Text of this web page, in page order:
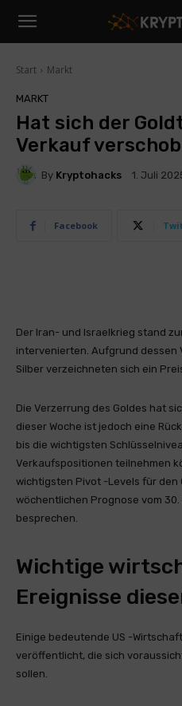
Start Markt
MARKT
Hat sich der
Verkauf
By Kryptohacks 1. Juli
Facebook
Der Iran- und Israelkrieg stand
intervenierten. Aufgrund dessen
Silber verzeichneten sich ein
Die Verzerrung des Goldes hat
dieser Woche ist jedoch eine
bis die wichtigsten
Verkaufspositionen teilnehmen
wichtigsten Pivot -Levels für den
wöchentlichen Prognose vom
besprechen.
Wichtige
Ereignisse
Einige bedeutende US -
veröffentlicht, die sich
sollen.